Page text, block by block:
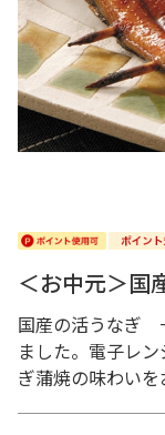
＜お中元＞
国産の活うなぎ
ました。電子レ
ぎ蒲焼の味わいを